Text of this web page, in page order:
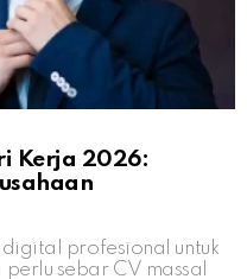
Kerja 2026:
profesional untuk
sebar CV massal